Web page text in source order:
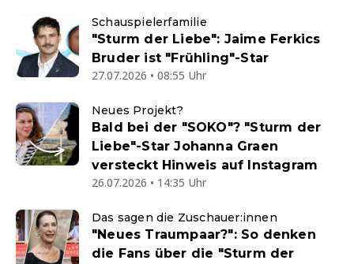
Schauspielerfamilie
"Sturm der Liebe": Jaime Ferkics
Bruder ist "Frühling"-Star
27.07.2026 • 08:55 Uhr
Neues Projekt?
Bald bei der "SOKO"? "Sturm der
Liebe"-Star Johanna Graen
versteckt Hinweis auf Instagram
26.07.2026 • 14:35 Uhr
Das sagen die Zuschauer:innen
"Neues Traumpaar?": So denken
die Fans über die "Sturm der